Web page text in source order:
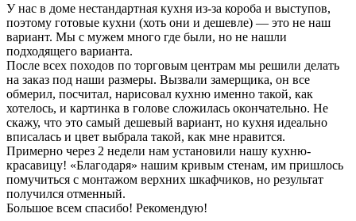
У нас в доме нестандартная кухня из-за короба и выступов,
поэтому готовые кухни (хоть они и дешевле) — это не наш
вариант. Мы с мужем много где были, но не нашли
подходящего варианта.
После всех походов по торговым центрам мы решили делать
на заказ под наши размеры. Вызвали замерщика, он все
обмерил, посчитал, нарисовал кухню именно такой, как
хотелось, и картинка в голове сложилась окончательно. Не
скажу, что это самый дешевый вариант, но кухня идеально
вписалась и цвет выбрала такой, как мне нравится.
Примерно через 2 недели нам установили нашу кухню-
красавицу! «Благодаря» нашим кривым стенам, им пришлось
помучиться с монтажом верхних шкафчиков, но результат
получился отменный.
Большое всем спасибо! Рекомендую!